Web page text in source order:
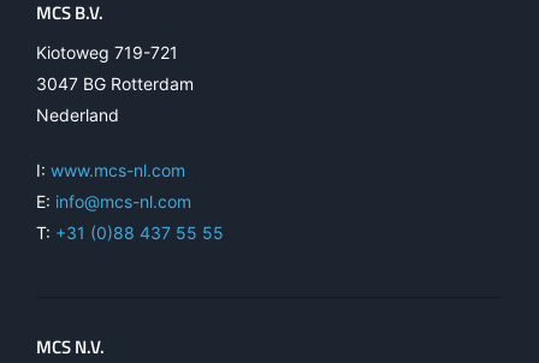
MCS B.V.
Kiotoweg 719-721
3047 BG Rotterdam
Nederland
I: www.mcs-nl.com
E: info@mcs-nl.com
T: +31 (0)88 437 55 55
MCS N.V.